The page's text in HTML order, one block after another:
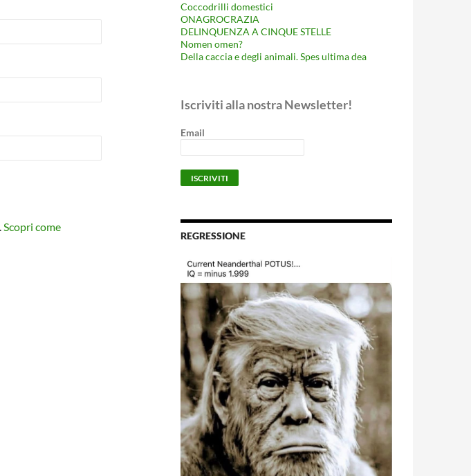
Scopri come
Coccodrilli domestici
ONAGROCRAZIA
DELINQUENZA A CINQUE STELLE
Nomen omen?
Della caccia e degli animali. Spes ultima dea
Iscriviti alla nostra Newsletter!
Email
REGRESSIONE